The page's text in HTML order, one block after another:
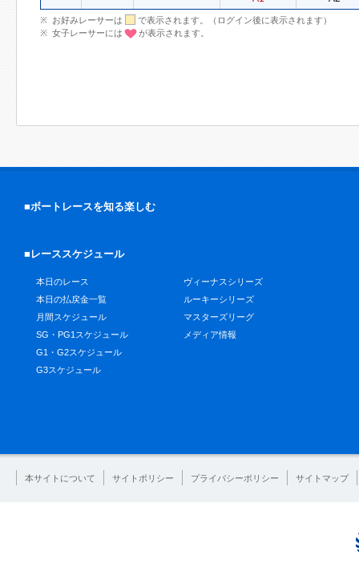
お好みレーサーは
で表示されます。（ログイン後に表示されます）
女子レーサーには
が表示されます。
■ボートレースを知る楽しむ
■レーススケジュール
本日のレース
本日の払戻金一覧
月間スケジュール
SG・PG1スケジュール
G1・G2スケジュール
G3スケジュール
ヴィーナスシリーズ
ルーキーシリーズ
マスターズリーグ
メディア情報
本サイトについて サイトポリシー プライバシーポリシー サイトマップ